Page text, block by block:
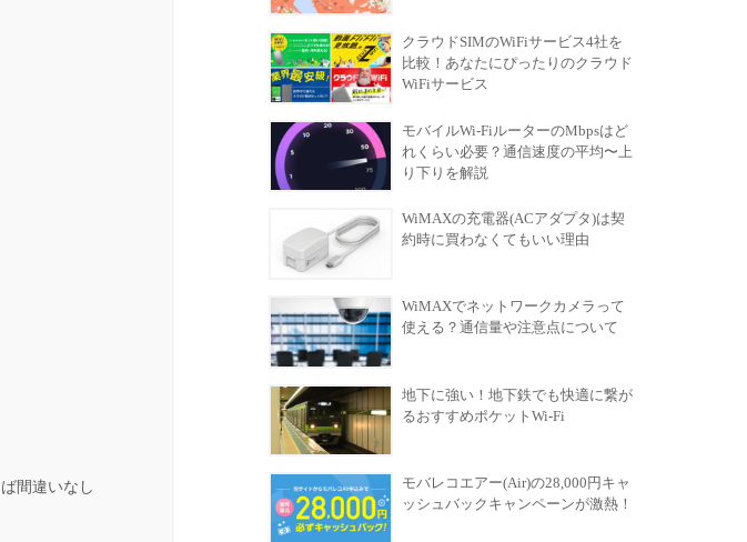
間違いなし
クラウドSIMのWiFiサービス4社を
比較！あなたにぴったりのクラウド
WiFiサービス
モバイルWi-FiルーターのMbpsはど
れくらい必要？通信速度の平均〜上
り下りを解説
WiMAXの充電器(ACアダプタ)は契
約時に買わなくてもいい理由
WiMAXでネットワークカメラって
使える？通信量や注意点について
地下に強い！地下鉄でも快適に繋が
るおすすめポケットWi-Fi
モバレコエアー(Air)の28,000円キャ
ッシュバックキャンペーンが激熱！